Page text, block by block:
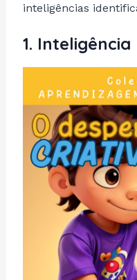
inteligências
1. Inteligência